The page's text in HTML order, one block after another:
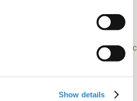
Show details
de garantía y control de
de excelencia. Cada
garantizada.
publicar en la revista de su